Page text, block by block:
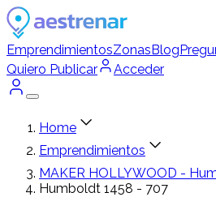
EmprendimientosZonasBlog
Quiero Publicar
Acceder
Home
Emprendimientos
MAKER HOLLYWOOD -
Humboldt 1458 - 707